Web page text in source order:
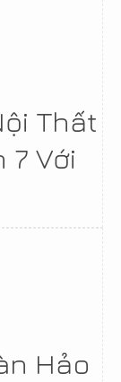
Thất
7 Với
Hảo